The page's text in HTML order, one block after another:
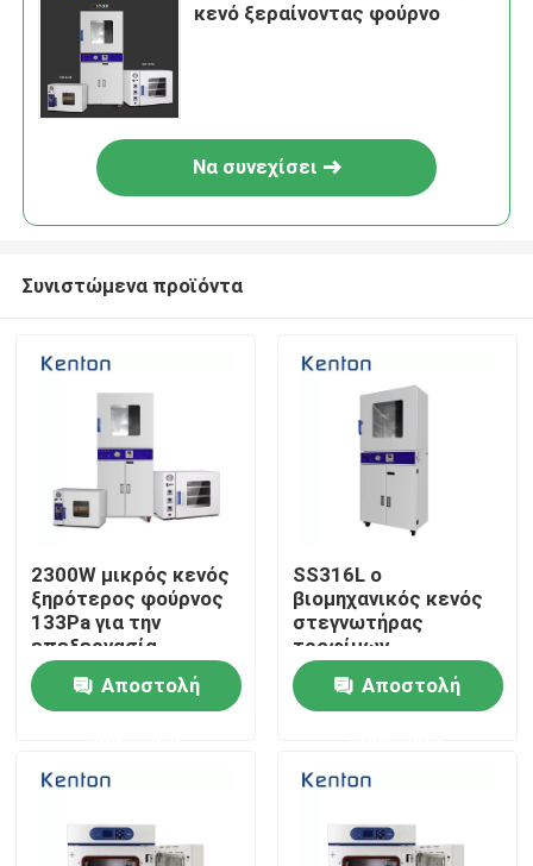
Αρχική Σελίδα
Προϊόντα
Σχετικά με εμάς
κενό ξεραίνοντας φούρνο
Να συνεχίσει
Συνιστώμενα προϊόντα
2300W μικρός κενός
ξηρότερος φούρνος
133Pa για την
επεξεργασία
πλαστικών
Αποστολή
SS316L ο
βιομηχανικός κενός
στεγνωτήρας
τροφίμων
ξεραίνοντας
φούρνων απομονώνει
τον ξεραίνοντας
Αποστολή